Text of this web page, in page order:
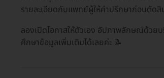
รายละเอียดกับแพทย์ผู้ให้คำปรึกษาก่อนตัดสิ
ลองเปิดโอกาสให้ตัวเอง อัปภาพลักษณ์ด้วย
ศึกษาข้อมูลเพิ่มเติมได้เลยค่ะ 📝